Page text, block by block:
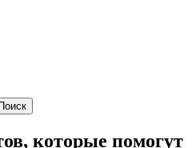
которые помогут